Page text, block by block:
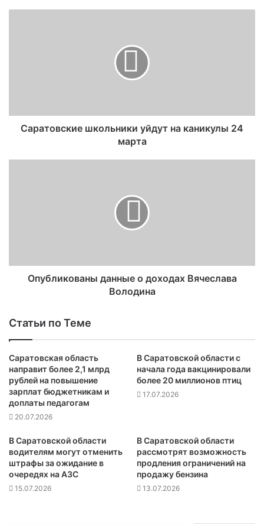
Саратовские школьники уйдут на каникулы 24
марта
Опубликованы данные о доходах Вячеслава
Володина
Статьи по Теме
Саратовская область
направит более 2,1 млрд
рублей на повышение
зарплат бюджетникам и
доплаты педагогам
20.07.2026
В Саратовской области с
начала года вакцинировали
более 20 миллионов птиц
17.07.2026
В Саратовской области
водителям могут отменить
штрафы за ожидание в
очередях на АЗС
15.07.2026
В Саратовской области
рассмотрят возможность
продления ограничений на
продажу бензина
13.07.2026